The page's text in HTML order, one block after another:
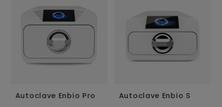
Autoclave Enbio Pro Autoclave Enbio S